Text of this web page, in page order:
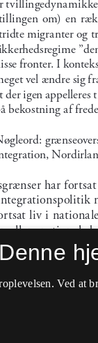
Denne
Ved at